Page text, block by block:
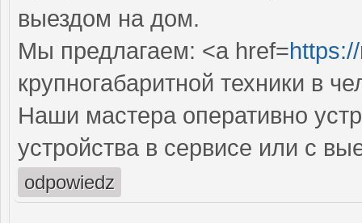
выездом на дом.
Мы предлагаем: <a href=
крупногабаритной техники в
Наши мастера оперативно
устройства в сервисе или с
odpowiedz